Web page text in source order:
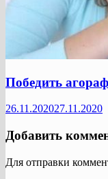
Победить
26.11.202027.11.2020
Добавить
Для отправки